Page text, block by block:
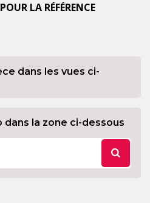
LA RÉFÉRENCE
dans les vues ci-
dans la zone ci-dessous